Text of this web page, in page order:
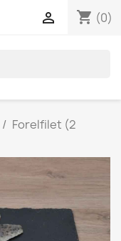
shopping_cart (0)

Forelfilet (2